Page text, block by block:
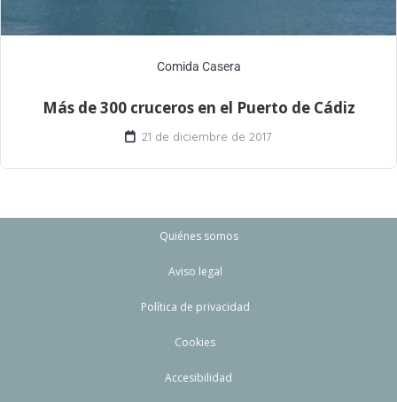
Comida Casera
Más de 300 cruceros en el Puerto de Cádiz
21 de diciembre de 2017
Quiénes somos
Aviso legal
Política de privacidad
Cookies
Accesibilidad